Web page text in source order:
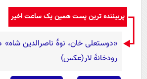
سیاست خارجی
پربیننده ترین پست همین یک ساعت اخیر
«دوستعلی خان، نوۀ ناصرالدین
رودخانۀ لار(عکس)